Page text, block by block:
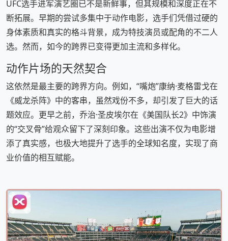
UFC选手进军演艺圈已不是新鲜事，但其规模和深度正在不
断拓展。早期的尝试多集中于动作电影，选手们凭借过硬的
身体素质和真实的格斗背景，成为特技演员或配角的不二人
选。然而，如今的跨界已变得更加主流和多样化。
动作片场的天然契合
这依然是最主要的跨界方向。例如，“嘴炮”康纳·麦格雷戈在
《威龙杀阵》中的客串，虽然戏份不多，却引发了巨大的话
题效应。更早之前，乔治·圣皮埃尔在《美国队长2》中饰演
的“交叉骨”给观众留下了深刻印象。这些出演不仅为电影增
添了真实感，也极大地提升了选手的全球知名度，实现了商
业价值的相互赋能。